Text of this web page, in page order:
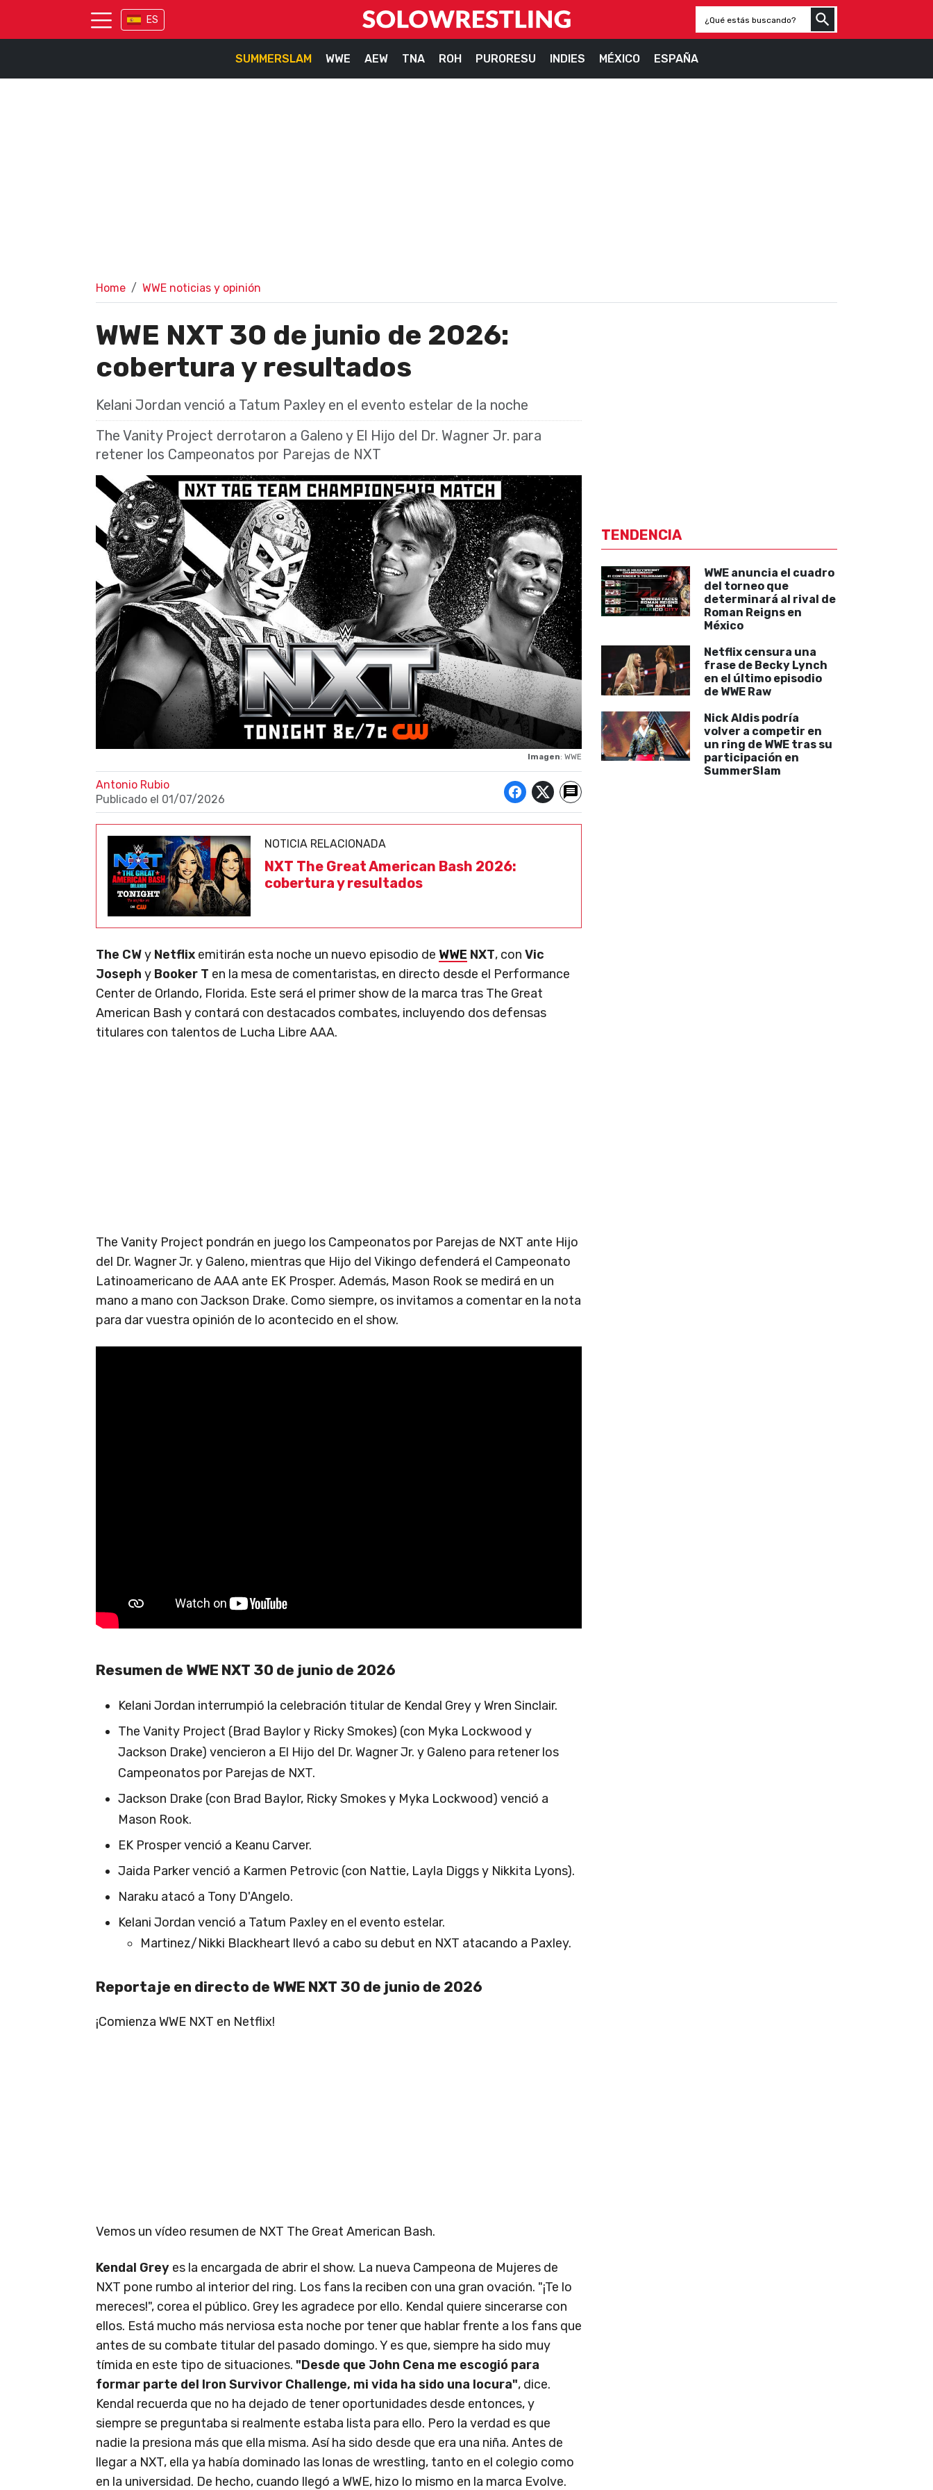
ES
SUMMERSLAM WWE AEW TNA ROH PURORESU INDIES MÉXICO ESPAÑA
Home WWE noticias y opinión
WWE NXT 30 de junio de 2026:
cobertura y resultados
Kelani Jordan venció a Tatum Paxley en el evento estelar de la noche
The Vanity Project derrotaron a Galeno y El Hijo del Dr. Wagner Jr. para
retener los Campeonatos por Parejas de NXT
Imagen: WWE
Antonio Rubio
Publicado el 01/07/2026
NOTICIA RELACIONADA
NXT The Great American Bash 2026:
cobertura y resultados
The CWy Netflix emitirán esta noche un nuevo episodio de WWE NXT, con Vic
Joseph y Booker T en la mesa de comentaristas, en directo desde el Performance
Center de Orlando, Florida. Este será el primer show de la marca tras The Great
American Bash y contará con destacados combates, incluyendo dos defensas
titulares con talentos de Lucha Libre AAA.
The Vanity Project pondrán en juego los Campeonatos por Parejas de NXT ante Hijo
del Dr. Wagner Jr. y Galeno, mientras que Hijo del Vikingo defenderá el Campeonato
Latinoamericano de AAA ante EK Prosper. Además, Mason Rook se medirá en un
mano a mano con Jackson Drake. Como siempre, os invitamos a comentar en la nota
para dar vuestra opinión de lo acontecido en el show.
Resumen de WWE NXT 30 de junio de 2026
Kelani Jordan interrumpió la celebración titular de Kendal Grey y Wren Sinclair.
The Vanity Project (Brad Baylor y Ricky Smokes) (con Myka Lockwood y
Jackson Drake) vencieron a El Hijo del Dr. Wagner Jr. y Galeno para retener los
Campeonatos por Parejas de NXT.
Jackson Drake (con Brad Baylor, Ricky Smokes y Myka Lockwood) venció a
Mason Rook.
EK Prosper venció a Keanu Carver.
Jaida Parker venció a Karmen Petrovic (con Nattie, Layla Diggs y Nikkita Lyons).
Naraku atacó a Tony D'Angelo.
Kelani Jordan venció a Tatum Paxley en el evento estelar.
Martinez/Nikki Blackheart llevó a cabo su debut en NXT atacando a Paxley.
Reportaje en directo de WWE NXT 30 de junio de 2026
¡Comienza WWE NXT en Netflix!
Vemos un vídeo resumen de NXT The Great American Bash.
Kendal Grey es la encargada de abrir el show. La nueva Campeona de Mujeres de
NXT pone rumbo al interior del ring. Los fans la reciben con una gran ovación. "¡Te lo
mereces!", corea el público. Grey les agradece por ello. Kendal quiere sincerarse con
ellos. Está mucho más nerviosa esta noche por tener que hablar frente a los fans que
antes de su combate titular del pasado domingo. Y es que, siempre ha sido muy
tímida en este tipo de situaciones. "Desde que John Cena me escogió para
formar parte del Iron Survivor Challenge, mi vida ha sido una locura", dice.
Kendal recuerda que no ha dejado de tener oportunidades desde entonces, y
siempre se preguntaba si realmente estaba lista para ello. Pero la verdad es que
nadie la presiona más que ella misma. Así ha sido desde que era una niña. Antes de
llegar a NXT, ella ya había dominado las lonas de wrestling, tanto en el colegio como
en la universidad. De hecho, cuando llegó a WWE, hizo lo mismo en la marca Evolve.
TENDENCIA
WWE anuncia el cuadro
del torneo que
determinará al rival de
Roman Reigns en
México
Netflix censura una
frase de Becky Lynch
en el último episodio
de WWE Raw
Nick Aldis podría
volver a competir en
un ring de WWE tras su
participación en
SummerSlam